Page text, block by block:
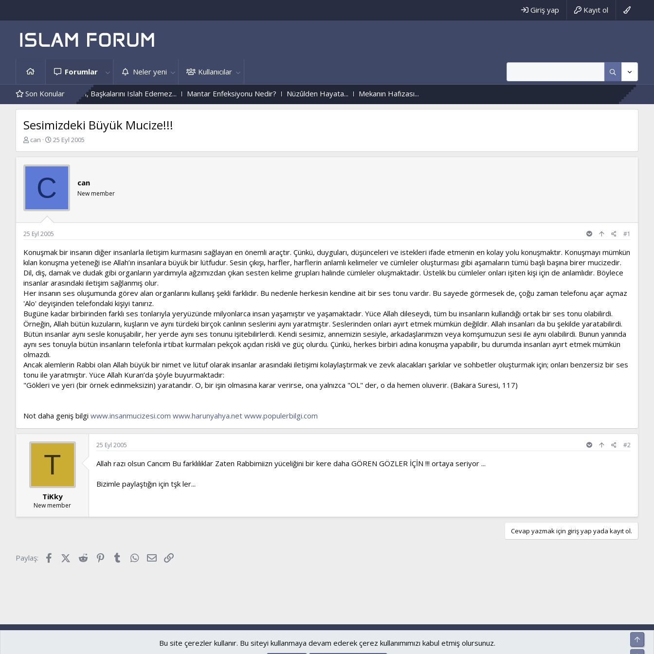
Giriş yap Kayıt ol
Forumlar Neler yeni Kullanıcılar
Son Konular
Islah Etmeyen, Başkalarını Islah Edemez... Mantar Enfeksiyonu Nedir? Nüzûlden Hayata... Mekanın Hafızası...
Sesimizdeki Büyük Mucize!!!
K
b
a
a
a
n
can
B
l
n
g
ç
r
h
i
25 Eyl 2005
C can
New member
25 Eyl 2005 #1
Konuşmak bir insanın diğer insanlarla iletişim kurmasını sağlayan en önemli araçtır. Çünkü, duyguları, düşünceleri ve istekleri ifade etmenin en kolay yolu konuşmaktır. Konuşmayı mümkün
kılan konuşma yeteneği ise Allah’ın insanlara büyük bir lütfudur. Sesin çıkışı, harfler, harflerin anlamlı kelimeler ve cümleler oluşturması gibi aşamaların tümü başlı başına birer mucizedir.
Dil, diş, damak ve dudak gibi organların yardımıyla ağzımızdan çıkan sesten kelime grupları halinde cümleler oluşmaktadır. Üstelik bu cümleler onları işiten kişi için de anlamlıdır. Böylece
insanlar arasındaki iletişim sağlanmış olur.
Her insanın ses oluşumunda görev alan organlarını kullanış şekli farklıdır. Bu nedenle herkesin kendine ait bir ses tonu vardır. Bu sayede görmesek de, çoğu zaman telefonu açar açmaz
'Alo' deyişinden telefondaki kişiyi tanırız.
Bugüne kadar birbirinden farklı ses tonlarıyla yeryüzünde milyonlarca insan yaşamıştır ve yaşamaktadır. Yüce Allah dileseydi, tüm bu insanların kullandığı ortak bir ses tonu olabilirdi.
Örneğin, Allah bütün kuzuların, kuşların ve aynı türdeki birçok canlının seslerini aynı yaratmıştır. Seslerinden onları ayırt etmek mümkün değildir. Allah insanları da bu şekilde yaratabilirdi.
Bütün insanlar aynı sesle konuşabilir, her yerde aynı ses tonunu işitebilirlerdi. Kendi sesimiz, annemizin sesiyle, arkadaşlarımızın veya komşumuzun sesi ile aynı olabilirdi. Bunun yanında
aynı ses tonuyla bütün insanların telefonla irtibat kurmaları pekçok açıdan riskli ve güç olurdu. Çünkü, herkes birbiri adına konuşma yapabilir, bu durumda insanları ayırt etmek mümkün
olmazdı.
Ancak alemlerin Rabbi olan Allah büyük bir nimet ve lütuf olarak insanlar arasındaki iletişimi kolaylaştırmak ve zevk alacakları şarkılar ve sohbetler oluşturmak için; onları benzersiz bir ses
tonu ile yaratmıştır. Yüce Allah Kuran’da şöyle buyurmaktadır:
"Gökleri ve yeri (bir örnek edinmeksizin) yaratandır. O, bir işin olmasına karar verirse, ona yalnızca "OL" der, o da hemen oluverir. (Bakara Suresi, 117)
Not daha geniş bilgi www.insanmucizesi.com www.harunyahya.net www.populerbilgi.com
T
TiKky
New member
25 Eyl 2005 #2
Allah razı olsun Cancım Bu farklılıklar Zaten Rabbimiizn yüceliğini bir kere daha GÖREN GÖZLER İÇİN !!! ortaya seriyor ...
Bizimle paylaştığın için tşk ler...
Cevap yazmak için giriş yap yada kayıt ol.
Paylaş: FacebookX (Twitter)
Reddit PinterestTumblrWhatsApp
E-posta
R
S
Bu site çerezler kullanır. Bu siteyi kullanmaya devam ederek çerez kullanımımızı kabul etmiş olursunuz.
Üst